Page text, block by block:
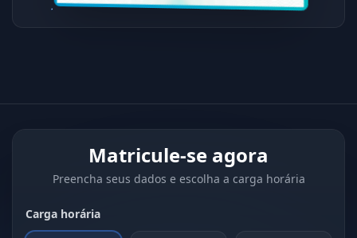
Matricule-se agora
Preencha seus dados e escolha a carga horária
Carga horária